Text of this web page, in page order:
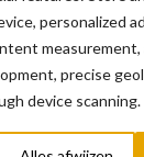
personalized
measurement,
precise
device scanning.
zachte stoffen
DAF XD, XF, XG
XB ook het
nieuwe stuur en
alle